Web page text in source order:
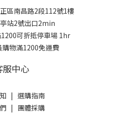
區南昌路2段112號1樓
站2號出口2min
可折抵停車場 1hr
購物滿1200免運費
服中心
| 選購指南
| 團體採購